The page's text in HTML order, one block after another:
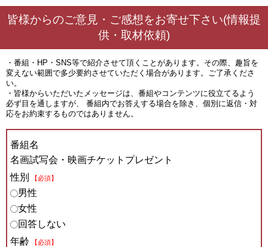
皆様からのご意見・ご感想をお寄せ下さい(情報提
供・取材依頼)
・番組・HP・SNS等で紹介させて頂くことがあります。その際、趣旨を
変えない範囲で多少要約させていただく場合があります。ご了承くださ
い。
・皆様からいただいたメッセージは、番組やコンテンツに役立てるよう
必ず目を通しますが、 番組内でお答えする場合を除き、個別に返信・対
応をお約束するものではありません。
番組名
名画試写会・映画チケットプレゼント
性別
【必須】
男性
女性
回答しない
年齢
【必須】